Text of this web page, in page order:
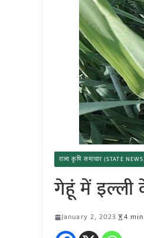
राज्य कृषि समाचार (STATE
गेहूं में इल्ली
January 2, 2023 4